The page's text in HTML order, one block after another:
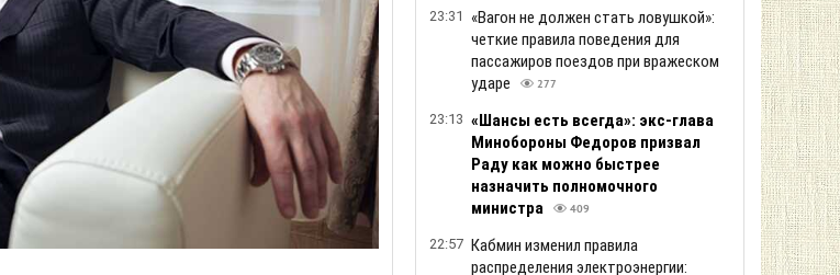
23:31
«Вагон не должен стать ловушкой»:
четкие правила поведения для
пассажиров поездов при вражеском
ударе
277
23:13 «Шансы есть всегда»: экс-глава
Минобороны Федоров призвал
Раду как можно быстрее
назначить полномочного
министра
409
22:57 Кабмин изменил правила
распределения электроэнергии: